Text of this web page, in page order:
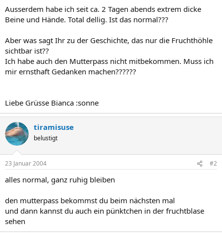
Ausserdem habe ich seit ca. 2 Tagen abends extrem dicke
Beine und Hände. Total dellig. Ist das normal???
Aber was sagt Ihr zu der Geschichte, das nur die Fruchthöhle
sichtbar ist??
Ich habe auch den Mutterpass nicht mitbekommen. Muss ich
mir ernsthaft Gedanken machen??????
Liebe Grüsse Bianca :sonne
tiramisuse
belustigt
23 Januar 2004 #2
alles normal, ganz ruhig bleiben
den mutterpass bekommst du beim nächsten mal
und dann kannst du auch ein pünktchen in der fruchtblase
sehen